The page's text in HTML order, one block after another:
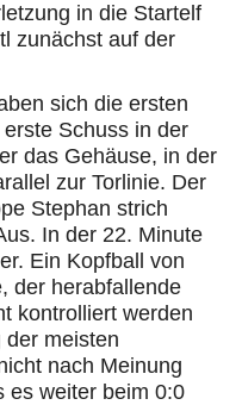
in die Startelf
zunächst auf der
sich die ersten
Schuss in der
das Gehäuse, in der
zur Torlinie. Der
Stephan strich
In der 22. Minute
Ein Kopfball von
der herabfallende
kontrolliert werden
der meisten
nach Meinung
es weiter beim 0:0